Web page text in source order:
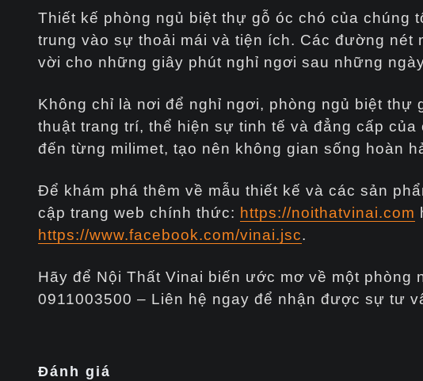
Thiết kế phòng ngủ biệt thự gỗ óc chó của chúng
trung vào sự thoải mái và tiện ích. Các đường nét
vời cho những giây phút nghỉ ngơi sau những
Không chỉ là nơi để nghỉ ngơi, phòng ngủ biệt thự
thuật trang trí, thể hiện sự tinh tế và đẳng cấp
đến từng milimet, tạo nên không gian sống hoàn
Để khám phá thêm về mẫu thiết kế và các sản
cập trang web chính thức: https://noithatvinai.com
https://www.facebook.com/vinai.jsc.
Hãy để Nội Thất Vinai biến ước mơ về một
0911003500 – Liên hệ ngay để nhận được sự tư
Đánh giá